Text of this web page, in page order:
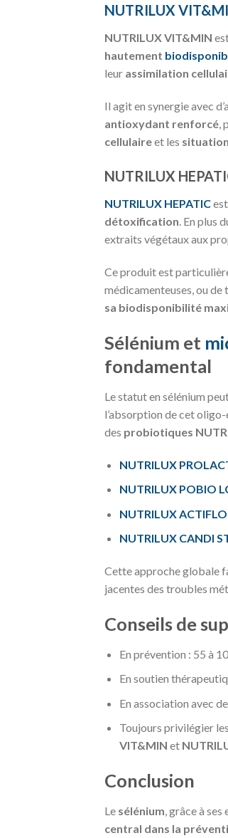
NUTRILUX
NUTRILUX VIT&MIN
hautement
leur assimilation
Il agit en synergie avec
antioxydant renforcé
cellulaireet les
NUTRILUX
NUTRILUX HEPATIC
détoxification. En plus
extraits végétaux aux
Ce produit est
médicamenteuses, ou
sa biodisponibilité
Sélénium et
fondamental
Le statut en sélénium
l’absorption de cet
des probiotiques
NUTRILUX
NUTRILUX POBIO
NUTRILUX
NUTRILUX CANDI
Cette approche globale
jacentes des troubles
Conseils de
En prévention : 55 à
En soutien
En association avec
Toujours privilégier
VIT&MIN et
Conclusion
Le sélénium, grâce à
central dans la